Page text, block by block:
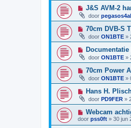
J&S AVM-2
door
70cm DVB-S
door ON1BTE »
door ON1BTE »
70cm Power
door ON1BTE »
Hans H.
door PD9FER »
Webcam
door pss0ft » 30 jun